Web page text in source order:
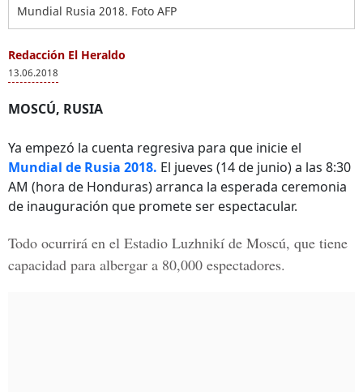
Mundial Rusia 2018. Foto AFP
Redacción El Heraldo
13.06.2018
MOSCÚ, RUSIA
Ya empezó la cuenta regresiva para que inicie el
Mundial de Rusia 2018. El jueves (14 de junio) a las 8:30
AM (hora de Honduras) arranca la esperada ceremonia
de inauguración que promete ser espectacular.
Todo ocurrirá en el Estadio Luzhnikí de Moscú, que tiene
capacidad para albergar a 80,000 espectadores.